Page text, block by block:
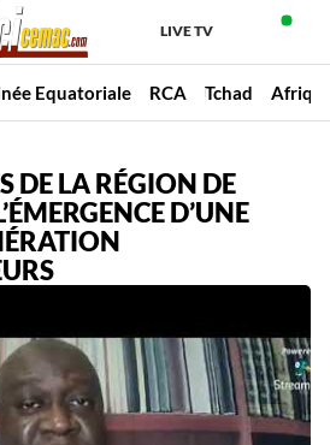
LIVE TV
Equatoriale RCA Tchad
DE LA RÉGION DE
D’UNE